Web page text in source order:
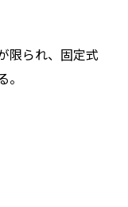
限られ、固定式